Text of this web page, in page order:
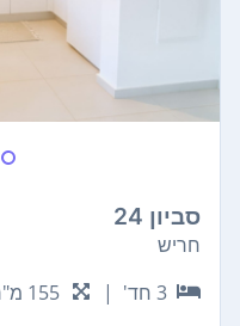
סביון 24
חריש
3 חד'
| 155 מ"ר